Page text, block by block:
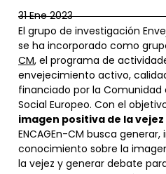
31 Ene 2023
El grupo de investigación
se ha incorporado como
CM, el programa de
envejecimiento activo,
financiado por la Comunidad
Social Europeo. Con el
imagen positiva de la
ENCAGEn-CM busca
conocimiento sobre la
la vejez y generar debate